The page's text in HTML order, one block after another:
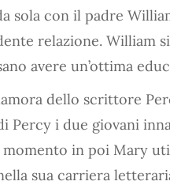
sola con il padre
relazione. William
avere un’ottima
dello scrittore
Percy i due giovani
momento in poi Mary
sua carriera